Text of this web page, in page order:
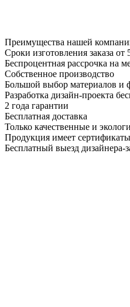
Преимущества нашей
Сроки изготовления заказа от
Беспроцентная рассрочка на
Собственное производство
Большой выбор материалов и
Разработка дизайн-проекта
2 года гарантии
Бесплатная доставка
Только качественные и
Продукция имеет
Бесплатный выезд